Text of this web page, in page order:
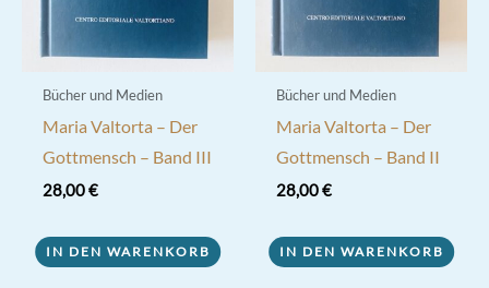
Bücher und Medien
Maria Valtorta – Der
Gottmensch – Band III
28,00€
IN DEN WARENKORB
Bücher und Medien
Maria Valtorta – Der
Gottmensch – Band II
28,00€
IN DEN WARENKORB